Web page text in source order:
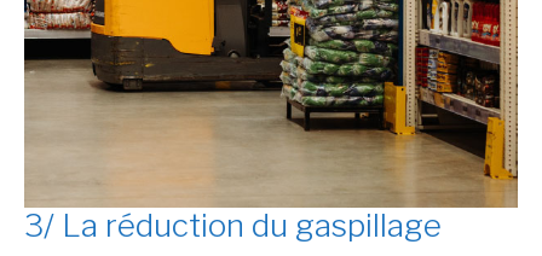
3/ La réduction du gaspillage